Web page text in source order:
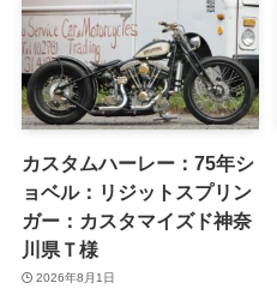
カスタムハーレー：75年シ
ョベル：リジットスプリン
ガー：カスタマイズド神奈
川県Ｔ様
2026年8月1日